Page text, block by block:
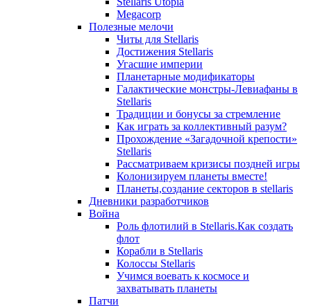
Megacorp
Полезные мелочи
Читы для Stellaris
Достижения Stellaris
Угасшие империи
Планетарные модификаторы
Галактические монстры-Левиафаны в
Stellaris
Традиции и бонусы за стремление
Как играть за коллективный разум?
Прохождение «Загадочной крепости»
Stellaris
Рассматриваем кризисы поздней игры
Колонизируем планеты вместе!
Планеты,создание секторов в stellaris
Дневники разработчиков
Война
Роль флотилий в Stellaris.Как создать
флот
Корабли в Stellaris
Колоссы Stellaris
Учимся воевать к космосе и
захватывать планеты
Патчи